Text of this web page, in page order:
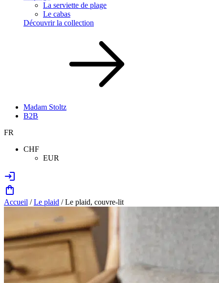
La serviette de plage
Le cabas
Découvrir la collection
Madam Stoltz
B2B
FR
CHF
EUR
Accueil /Le plaid / Le plaid, couvre-lit